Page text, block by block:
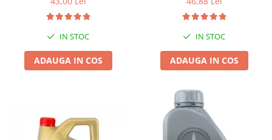
IN STOC
ADAUGA IN COS
IN STOC
ADAUGA IN COS